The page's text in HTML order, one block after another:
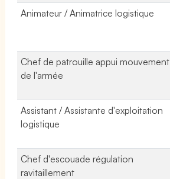
Animateur / Animatrice logistique
Chef de patrouille appui mouvement
de l'armée
Assistant / Assistante d'exploitation
logistique
Chef d'escouade régulation
ravitaillement